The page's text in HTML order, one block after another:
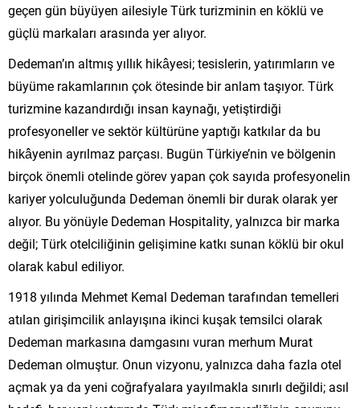
geçen gün büyüyen ailesiyle Türk turizminin en köklü ve
güçlü markaları arasında yer alıyor.
Dedeman’ın altmış yıllık hikâyesi; tesislerin, yatırımların ve
büyüme rakamlarının çok ötesinde bir anlam taşıyor. Türk
turizmine kazandırdığı insan kaynağı, yetiştirdiği
profesyoneller ve sektör kültürüne yaptığı katkılar da bu
hikâyenin ayrılmaz parçası. Bugün Türkiye’nin ve bölgenin
birçok önemli otelinde görev yapan çok sayıda profesyonelin
kariyer yolculuğunda Dedeman önemli bir durak olarak yer
alıyor. Bu yönüyle Dedeman Hospitality, yalnızca bir marka
değil; Türk otelciliğinin gelişimine katkı sunan köklü bir okul
olarak kabul ediliyor.
1918 yılında Mehmet Kemal Dedeman tarafından temelleri
atılan girişimcilik anlayışına ikinci kuşak temsilci olarak
Dedeman markasına damgasını vuran merhum Murat
Dedeman olmuştur. Onun vizyonu, yalnızca daha fazla otel
açmak ya da yeni coğrafyalara yayılmakla sınırlı değildi; asıl